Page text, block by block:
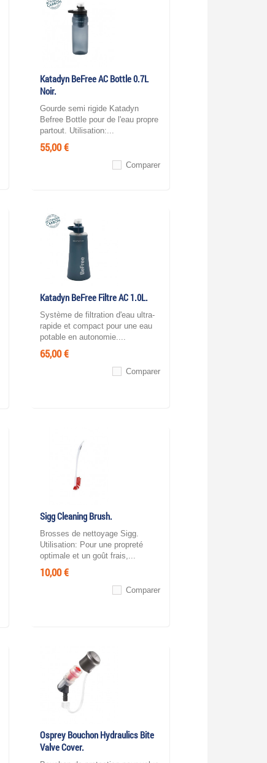
Katadyn BeFree AC Bottle 0.7L
Noir.
Gourde semi rigide Katadyn
Befree Bottle pour de l'eau propre
partout. Utilisation:...
55,00 €
Comparer
Katadyn BeFree Filtre AC 1.0L.
Système de filtration d'eau ultra-
rapide et compact pour une eau
potable en autonomie....
65,00 €
Comparer
Sigg Cleaning Brush.
Brosses de nettoyage Sigg.
Utilisation: Pour une propreté
optimale et un goût frais,...
10,00 €
Comparer
Osprey Bouchon Hydraulics Bite
Valve Cover.